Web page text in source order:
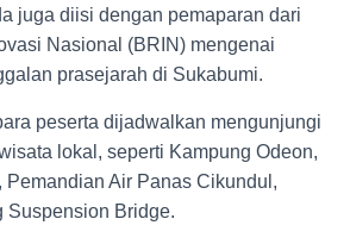
juga diisi dengan pemaparan dari
Nasional (BRIN) mengenai
prasejarah di Sukabumi.
peserta dijadwalkan mengunjungi
lokal, seperti Kampung Odeon,
Pemandian Air Panas Cikundul,
Suspension Bridge.